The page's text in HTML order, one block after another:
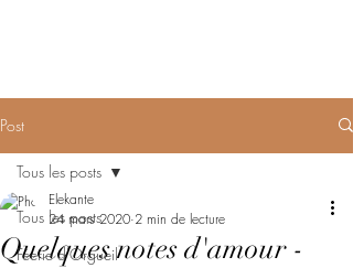
Post
Tous les posts
Féerie d'Orgueil
Tous les posts
Quelques notes d'amour -
Elekante
24 mars 2020 2 min de lecture